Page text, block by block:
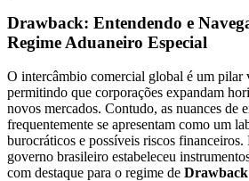
Drawback: Entendendo e
Regime Aduaneiro Especial
O intercâmbio comercial global é um pilar
permitindo que corporações expandam
novos mercados. Contudo, as nuances de
frequentemente se apresentam como um
burocráticos e possíveis riscos financeiros.
governo brasileiro estabeleceu
com destaque para o regime de Drawback